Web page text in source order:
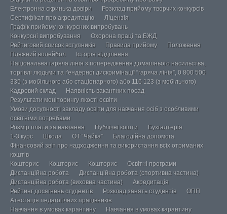
Електронна скринька довіри
Розклад прийому творчих конкурсів
Сертифікат про акредитацію
Ліцензія
Графік прийому конкурсних випробувань
Конкурсні випробування
Охорона праці та БЖД
Рейтиговий список вступників
Правила прийому
Положення
Пляжний волейбол
Історія відділення
Національна гаряча лінія з попередження домашнього насильства,
торгівлі людьми та ґендерної дискримінації “гаряча лінія”, 0 800 500
335 (з мобільного або стаціонарного) або 116 123 (з мобільного)
Кадровий склад
Наявність вакантних посад
Результати моніторингу якості освіти
Умови досупності закладу освіти для навчання осіб з особливими
освітніми потребами
Розмір плати за навчання
Публічні кошти
Бухгалтерія
1-3 курс
Школа ОТ “Чайка”
Благодійна допомога
Фінансовий звіт про надходження та використання всіх отриманих
коштів
Кошторис
Кошторис Кошторис
Освітні програми
Дистанційна робота
Дистанційна робота (спортивна частина)
Дистанційна робота (виховна частина)
Акредитація
Рейтинг досягнень студентів
Розклад занять студентів
ОПП
Атестація педагогічних працівників
Навчання в умовах карантину
Навчання в умовах карантину